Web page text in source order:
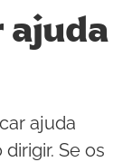
ajuda
ajuda
Se os